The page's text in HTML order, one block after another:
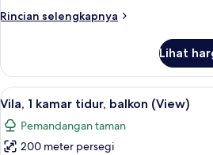
King,
(View)
Rincian selengkapnya
Rincian
Suite
Junior,
1
Tidur
King,
Lihat
Lihat
semua
foto
untuk
Vila,
8
Vila, 1 kamar tidur, balkon (View)
Pemandangan taman
200 meter persegi